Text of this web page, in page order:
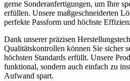
gerne Sonderanfertigungen, um Ihre
erfüllen. Unsere maßgeschneiderten
perfekte Passform und höchste
Dank unserer präzisen
Qualitätskontrollen können Sie sicher
höchsten Standards erfüllt. Unsere
funktional, sondern auch einfach zu
Aufwand spart.